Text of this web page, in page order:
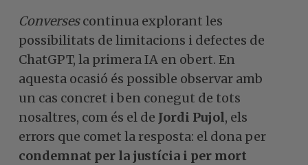
Conversescontinua explorant les
possibilitats de limitacions i defectes de
ChatGPT, la primera IA en obert. En
aquesta ocasió és possible observar amb
un cas concret i ben conegut de tots
nosaltres, com és el de Jordi Pujol, els
errors que comet la resposta: el dona per
condemnat per la justícia i per mort